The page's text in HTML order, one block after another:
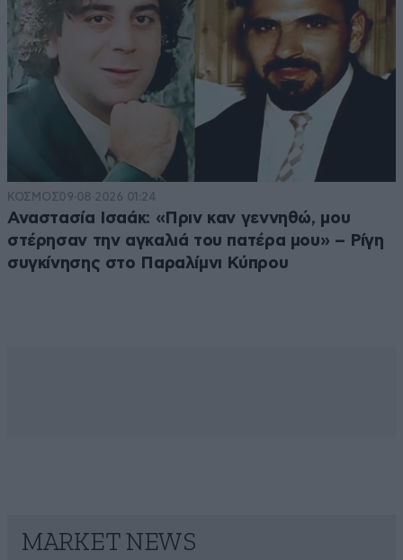
ΚΟΣΜΟΣ09·08·2026 01:24
Αναστασία Ισαάκ: «Πριν καν γεννηθώ, μου
στέρησαν την αγκαλιά του πατέρα μου» – Ρίγη
συγκίνησης στο Παραλίμνι Κύπρου
MARKET NEWS